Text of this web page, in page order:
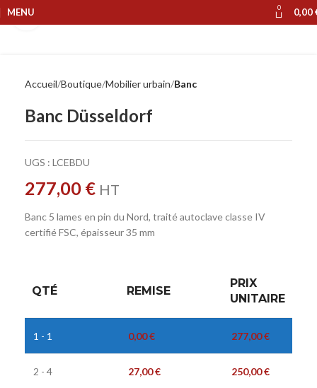
MENU 0 0,00
Accueil Boutique Mobilier urbain Banc
Banc Düsseldorf
UGS : LCEBDU
277,00 € HT
Banc 5 lames en pin du Nord, traité autoclave classe IV
certifié FSC, épaisseur 35 mm
QTÉ REMISE
PRIX
UNITAIRE
1 - 1 0,00€ 277,00€
2 - 4 27,00€ 250,00€